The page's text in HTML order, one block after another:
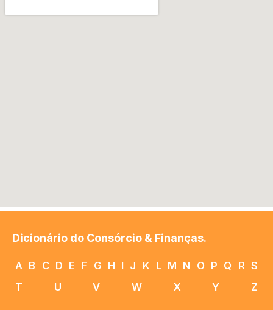
Dicionário do Consórcio & Finanças.
A B C D E F G H I J K L M N O P Q R S
T
U V W X Y Z